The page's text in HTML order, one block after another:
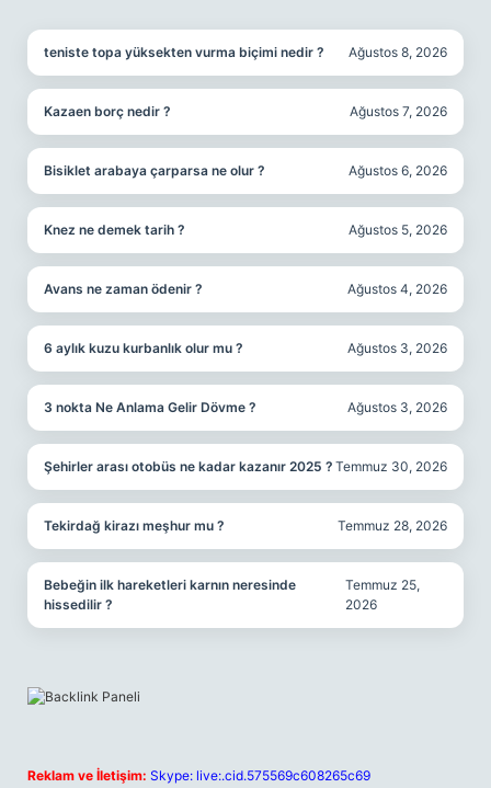
teniste topa yüksekten vurma biçimi nedir ? Ağustos 8, 2026
Kazaen borç nedir ? Ağustos 7, 2026
Bisiklet arabaya çarparsa ne olur ? Ağustos 6, 2026
Knez ne demek tarih ? Ağustos 5, 2026
Avans ne zaman ödenir ? Ağustos 4, 2026
6 aylık kuzu kurbanlık olur mu ? Ağustos 3, 2026
3 nokta Ne Anlama Gelir Dövme ? Ağustos 3, 2026
Şehirler arası otobüs ne kadar kazanır 2025 ? Temmuz 30, 2026
Tekirdağ kirazı meşhur mu ? Temmuz 28, 2026
Bebeğin ilk hareketleri karnın neresinde
hissedilir ?
Temmuz 25,
2026
Reklam ve İletişim: Skype: live:.cid.575569c608265c69